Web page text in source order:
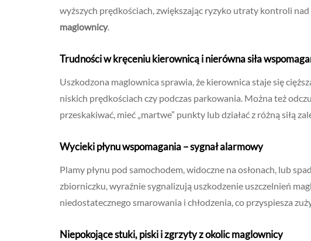
wyższych prędkościach, zwiększając ryzyko utraty kontroli
maglownicy.
Trudności w kręceniu kierownicą i nierówna siła
Uszkodzona maglownica sprawia, że kierownica staje się
niskich prędkościach czy podczas parkowania. Można też
przeskakiwać, mieć „martwe” punkty lub działać z różną siłą
Wycieki płynu wspomagania – sygnał alarmowy
Plamy płynu pod samochodem, widoczne na osłonach, lub
zbiorniczku, wyraźnie sygnalizują uszkodzenie uszczelnień
niedostatecznego smarowania i chłodzenia, co przyspiesza
Niepokojące stuki, piski i zgrzyty z okolic maglownicy